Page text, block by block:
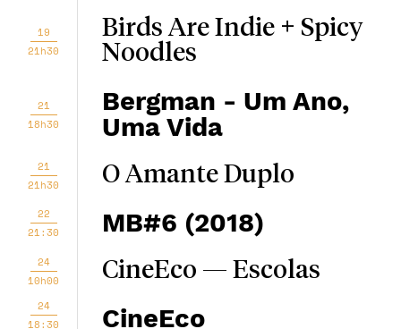
19
21h30
Birds Are Indie + Spicy
Noodles
21
18h30
Bergman - Um Ano,
Uma Vida
21
21h30
O Amante Duplo
22
21:30
MB#6 (2018)
24
10h00
CineEco — Escolas
24
18:30
CineEco